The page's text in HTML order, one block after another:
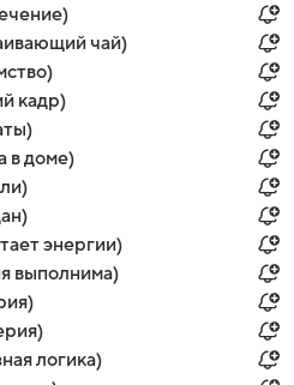
чай)
кадр)
в доме)
энергии)
выполнима)
логика)